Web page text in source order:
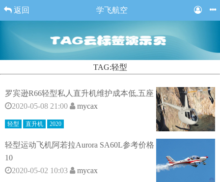
返回 学飞航空
TAG:轻型
罗宾逊R66轻型私人直升机维护成本低,五座
2020-05-08 21:00
mycax
轻型 直升机 2020
轻型运动飞机阿若拉Aurora SA60L参考价格
10
2020-05-02 10:03
mycax